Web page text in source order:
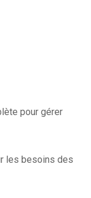
pour gérer
les besoins des